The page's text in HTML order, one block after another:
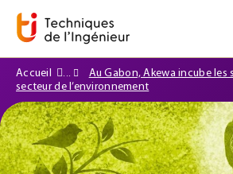
Accueil
Au Gabon, Akewa incube les
secteur de l’environnement